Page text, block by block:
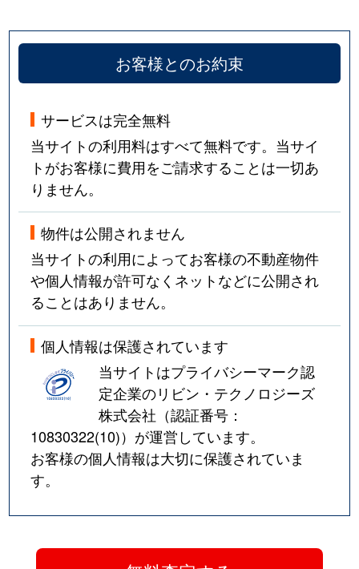
お客様とのお約束
サービスは完全無料
当サイトの利用料はすべて無料です。当サイ
トがお客様に費用をご請求することは一切あ
りません。
物件は公開されません
当サイトの利用によってお客様の不動産物件
や個人情報が許可なくネットなどに公開され
ることはありません。
個人情報は保護されています
当サイトはプライバシーマーク認
定企業のリビン・テクノロジーズ
株式会社（認証番号：
10830322(10)）が運営しています。
お客様の個人情報は大切に保護されていま
す。